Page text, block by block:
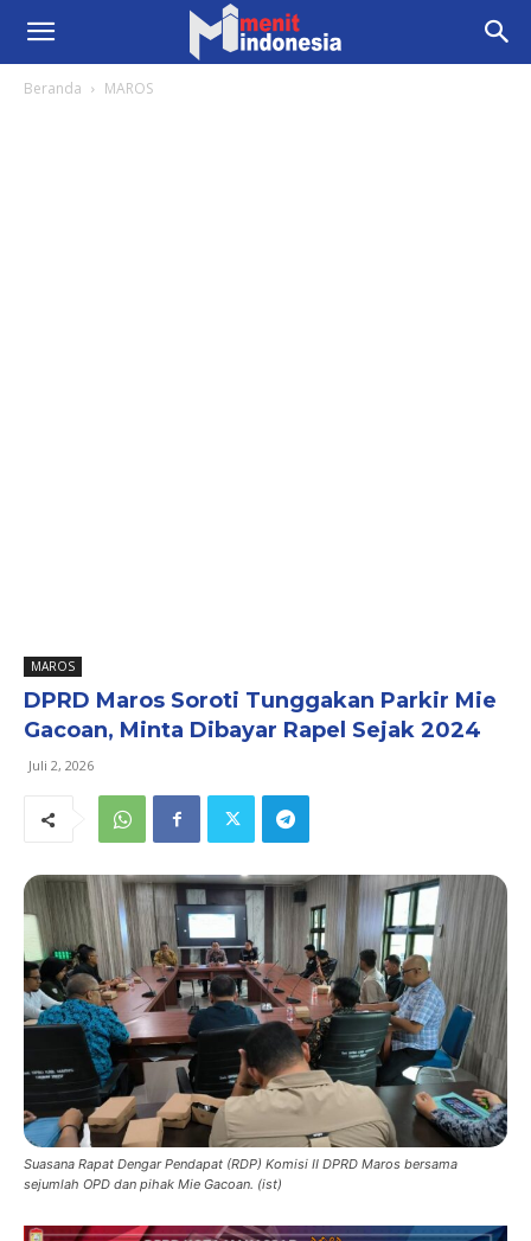
Beranda MAROS
MAROS
DPRD Maros Soroti Tunggakan Parkir Mie
Gacoan, Minta Dibayar Rapel Sejak 2024
Juli 2, 2026
Suasana Rapat Dengar Pendapat (RDP) Komisi II DPRD Maros bersama
sejumlah OPD dan pihak Mie Gacoan. (ist)